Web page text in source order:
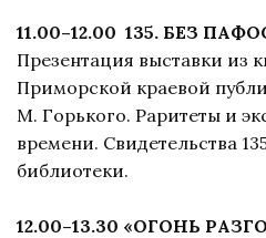
11.00–12.00 135. БЕЗ
Презентация выставки из
Приморской краевой
М. Горького. Раритеты и
времени. Свидетельства
библиотеки.
12.00–13.30 «ОГОНЬ